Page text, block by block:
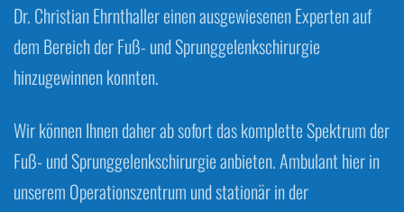
Dr. Christian Ehrnthaller einen ausgewiesenen Experten auf
dem Bereich der Fuß- und Sprunggelenkschirurgie
hinzugewinnen konnten.
Wir können Ihnen daher ab sofort das komplette Spektrum der
Fuß- und Sprunggelenkschirurgie anbieten. Ambulant hier in
unserem Operationszentrum und stationär in der